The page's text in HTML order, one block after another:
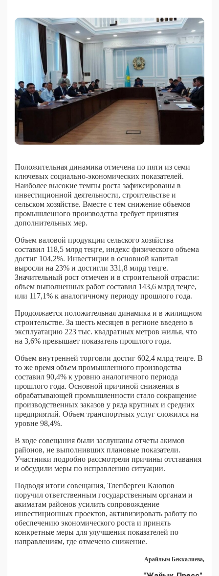
Положительная динамика отмечена по пяти из семи
ключевых социально-экономических показателей.
Наиболее высокие темпы роста зафиксированы в
инвестиционной деятельности, строительстве и
сельском хозяйстве. Вместе с тем снижение объемов
промышленного производства требует принятия
дополнительных мер.
Объем валовой продукции сельского хозяйства
составил 118,5 млрд теңге, индекс физического объема
достиг 104,2%. Инвестиции в основной капитал
выросли на 23% и достигли 331,8 млрд теңге.
Значительный рост отмечен и в строительной отрасли:
объем выполненных работ составил 143,6 млрд теңге,
или 117,1% к аналогичному периоду прошлого года.
Продолжается положительная динамика и в жилищном
строительстве. За шесть месяцев в регионе введено в
эксплуатацию 223 тыс. квадратных метров жилья, что
на 3,6% превышает показатель прошлого года.
Объем внутренней торговли достиг 602,4 млрд теңге. В
то же время объем промышленного производства
составил 90,4% к уровню аналогичного периода
прошлого года. Основной причиной снижения в
обрабатывающей промышленности стало сокращение
производственных заказов у ряда крупных и средних
предприятий. Объем транспортных услуг сложился на
уровне 98,4%.
В ходе совещания были заслушаны отчеты акимов
районов, не выполнивших плановые показатели.
Участники подробно рассмотрели причины отставания
и обсудили меры по исправлению ситуации.
Подводя итоги совещания, Тлепберген Каюпов
поручил ответственным государственным органам и
акиматам районов усилить сопровождение
инвестиционных проектов, активизировать работу по
обеспечению экономического роста и принять
конкретные меры для улучшения показателей по
направлениям, где отмечено снижение.
Арайлым Беккалиева,